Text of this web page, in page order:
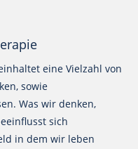
eine Vielzahl von
sowie
Was wir denken,
sich
in dem wir leben